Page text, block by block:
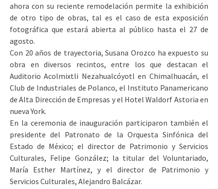
ahora con su reciente remodelación permite la exhibición
de otro tipo de obras, tal es el caso de esta exposición
fotográfica que estará abierta al público hasta el 27 de
agosto.
Con 20 años de trayectoria, Susana Orozco ha expuesto su
obra en diversos recintos, entre los que destacan el
Auditorio Acolmixtli Nezahualcóyotl en Chimalhuacán, el
Club de Industriales de Polanco, el Instituto Panamericano
de Alta Dirección de Empresas y el Hotel Waldorf Astoria en
nueva York.
En la ceremonia de inauguración participaron también el
presidente del Patronato de la Orquesta Sinfónica del
Estado de México; el director de Patrimonio y Servicios
Culturales, Felipe González; la titular del Voluntariado,
María Esther Martínez, y el director de Patrimonio y
Servicios Culturales, Alejandro Balcázar.